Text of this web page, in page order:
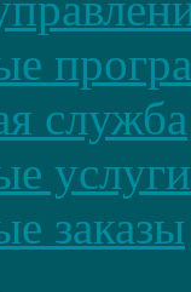
служба
услуги
заказы